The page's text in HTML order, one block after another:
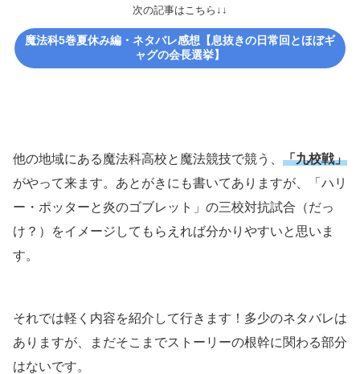
次の記事はこちら↓↓
魔法科5巻夏休み編・ネタバレ感想【息抜きの日常回とほぼギ
ャグの会長選挙】
他の地域にある魔法科高校と魔法競技で競う、 「九校戦」
がやって来ます。あとがきにも書いてありますが、「ハリ
ー・ポッターと炎のゴブレット」の三校対抗試合（だっ
け？）をイメージしてもらえれば分かりやすいと思いま
す。
それでは軽く内容を紹介して行きます！多少のネタバレは
ありますが、まだそこまでストーリーの根幹に関わる部分
はないです。